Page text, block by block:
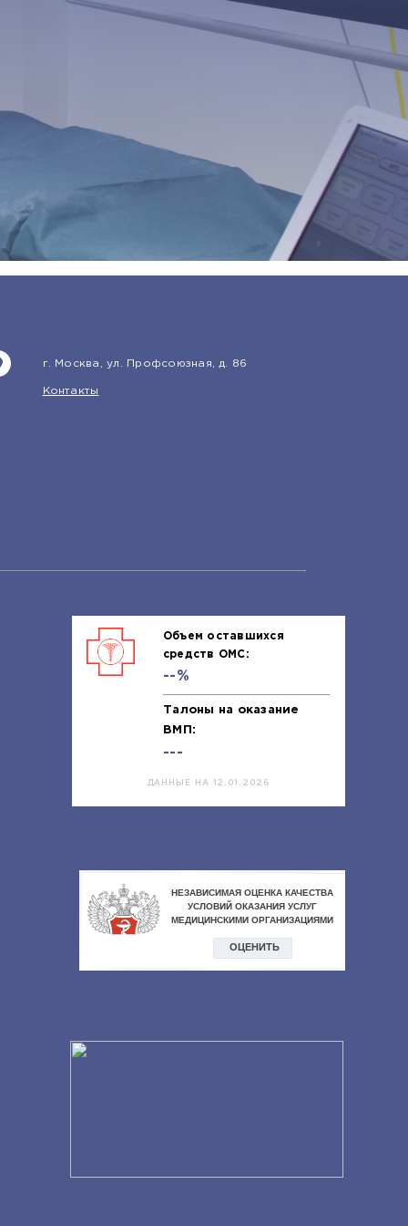
г. Москва, ул. Профсоюзная, д. 86
Контакты
Объем оставшихся
средств ОМС:
--%
Талоны на оказание
ВМП:
---
ДАННЫЕ НА 12.01.2026